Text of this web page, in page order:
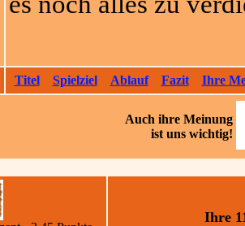
Titel Spielziel Ablauf Fazit Ihre
Auch ihre Meinung
ist uns wichtig!
Ihre